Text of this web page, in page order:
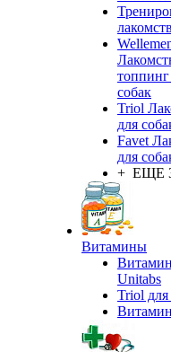
топпинг
собак
Triol
для
Favet
для
+ ЕЩЕ
Витамины
Unitabs
Triol для